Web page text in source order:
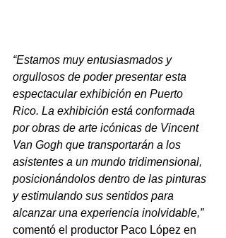
“Estamos muy entusiasmados y
orgullosos de poder presentar esta
espectacular exhibición en Puerto
Rico. La exhibición está conformada
por obras de arte icónicas de Vincent
Van Gogh que transportarán a los
asistentes a un mundo tridimensional,
posicionándolos dentro de las pinturas
y estimulando sus sentidos para
alcanzar una experiencia inolvidable,”
comentó el productor Paco López en